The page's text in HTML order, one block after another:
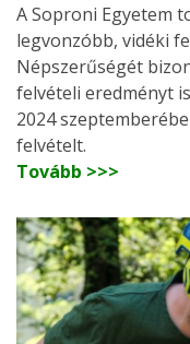
A Soproni Egyetem
legvonzóbb, vidéki
Népszerűségét
felvételi eredményt
2024
felvételt.
Tovább >>>